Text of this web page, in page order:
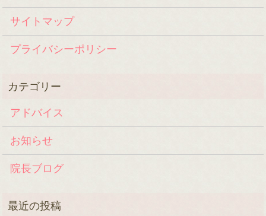
サイトマップ
プライバシーポリシー
アドバイス
お知らせ
院長ブログ